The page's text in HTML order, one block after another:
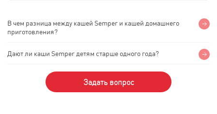
В чем разница между кашей Semper и кашей домашнего
приготовления?
Дают ли каши Semper детям старше одного года?
Задать вопрос